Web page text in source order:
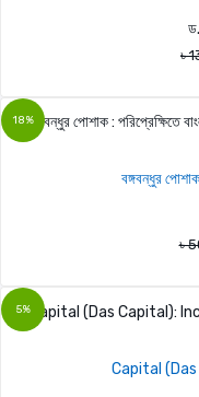
৳
18%
বঙ্গবন্ধুর
৳
5%
Capital